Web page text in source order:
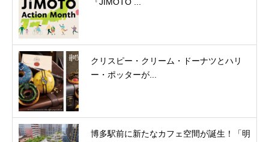
クリスピー・クリーム・ドーナツとハリ
ー・ポッターが...
博多駅前に新たなカフェ空間が誕生！「明